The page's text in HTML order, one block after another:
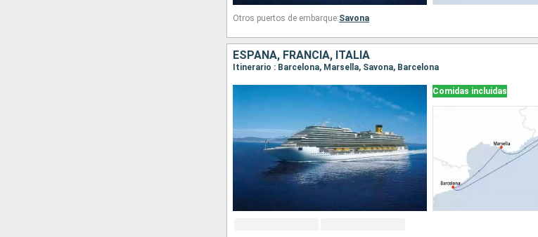
Otros puertos de embarque:Savona
ESPAÑA, FRANCIA, ITALIA
Itinerario : Barcelona, Marsella, Savona, Barcelona
Comidas incluidas